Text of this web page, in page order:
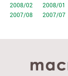
2008/02
2008/01
2007/08
2007/07